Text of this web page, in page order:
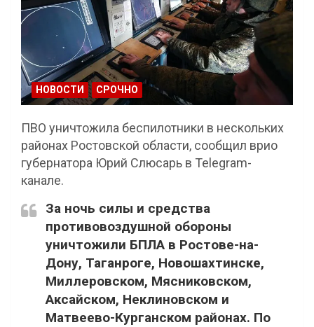
НОВОСТИ СРОЧНО
ПВО уничтожила беспилотники в нескольких
районах Ростовской области, сообщил врио
губернатора Юрий Слюсарь в Telegram-
канале.
За ночь силы и средства
противовоздушной обороны
уничтожили БПЛА в Ростове-на-
Дону, Таганроге, Новошахтинске,
Миллеровском, Мясниковском,
Аксайском, Неклиновском и
Матвеево-Курганском районах. По